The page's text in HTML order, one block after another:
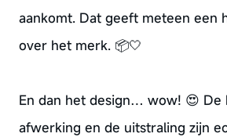
aankomt. Dat geeft meteen een
over het merk. 📦🤍
En dan het design… wow! 😍 De
afwerking en de uitstraling zijn